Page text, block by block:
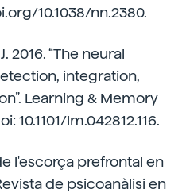
10.1038/nn.2380.
2016. “The neural
integration,
Learning & Memory
10.1101/lm.042812.116.
l'escorça prefrontal en
de psicoanàlisi en